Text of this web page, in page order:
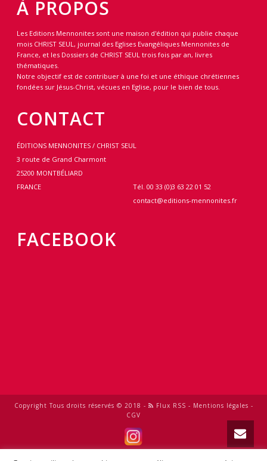
À PROPOS
Les Editions Mennonites sont une maison d'édition qui publie chaque
mois CHRIST SEUL, journal des Eglises Evangéliques Mennonites de
France, et les Dossiers de CHRIST SEUL trois fois par an, livres
thématiques.
Notre objectif est de contribuer à une foi et une éthique chrétiennes
fondées sur Jésus-Christ, vécues en Eglise, pour le bien de tous.
CONTACT
ÉDITIONS MENNONITES / CHRIST SEUL
3 route de Grand Charmont
25200 MONTBÉLIARD
FRANCE
Tél. 00 33 (0)3 63 22 01 52
contact@editions-mennonites.fr
FACEBOOK
Copyright Tous droits réservés © 2018 - Flux RSS - Mentions légales -
CGV